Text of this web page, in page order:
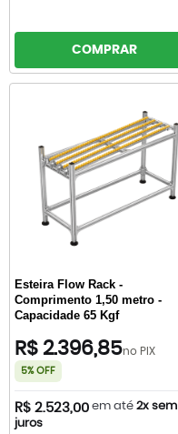
COMPRAR
Esteira Flow Rack -
Comprimento 1,50 metro -
Capacidade 65 Kgf
R$ 2.396,85no PIX
5% OFF
R$ 2.523,00 em até 2x sem
juros